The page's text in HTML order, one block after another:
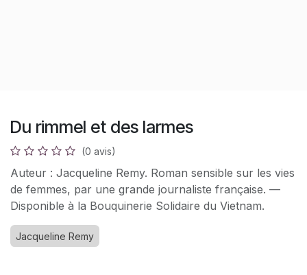
Du rimmel et des larmes
(0 avis)
Auteur : Jacqueline Remy. Roman sensible sur les vies
de femmes, par une grande journaliste française. —
Disponible à la Bouquinerie Solidaire du Vietnam.
Jacqueline Remy